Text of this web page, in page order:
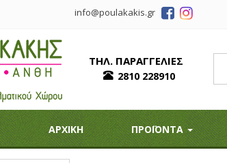
info@poulakakis.gr
ΤΗΛ. ΠΑΡΑΓΓΕΛΙΕΣ
2810 228910
ΑΡΧΙΚΗ ΠΡΟΪΟΝΤΑ